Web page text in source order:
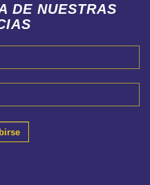
DE NUESTRAS